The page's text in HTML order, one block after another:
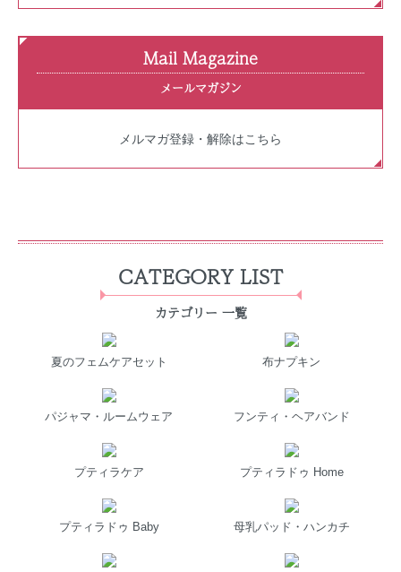
Mail Magazine
メールマガジン
メルマガ登録・解除はこちら
CATEGORY LIST
カテゴリー 一覧
夏のフェムケアセット 布ナプキン
パジャマ・ルームウェア フンティ・ヘアバンド
プティラケア プティラドゥ Home
プティラドゥ Baby 母乳パッド・ハンカチ